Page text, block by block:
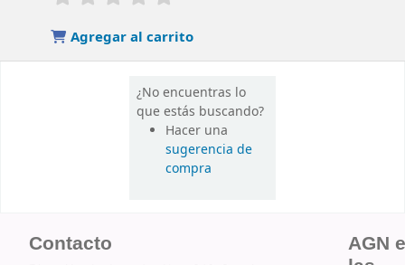
Agregar al carrito
¿No encuentras lo
que estás buscando?
Hacer una
sugerencia de
compra
Contacto
AGN